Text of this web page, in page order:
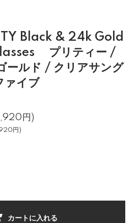
Black & 24k Gold
プリティー /
ールド / クリアサング
ァイブ
円)
円)
カートに入れる